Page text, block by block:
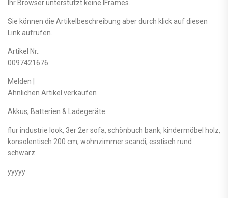
Ihr Browser unterstützt keine IFrames.
Sie können die Artikelbeschreibung aber durch klick auf diesen
Link aufrufen.
Artikel Nr.:
0097421676
Melden |
Ähnlichen Artikel verkaufen
Akkus, Batterien & Ladegeräte
flur industrie look, 3er 2er sofa, schönbuch bank, kindermöbel holz,
konsolentisch 200 cm, wohnzimmer scandi, esstisch rund
schwarz
yyyyy